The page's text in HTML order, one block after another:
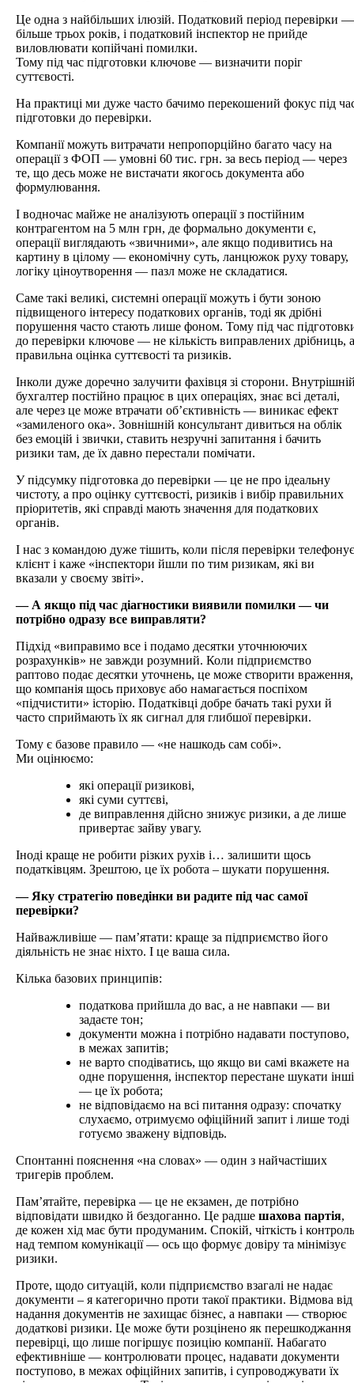
Це одна з найбільших ілюзій. Податковий період перевірки —
більше трьох років, і податковий інспектор не прийде
виловлювати копійчані помилки.
Тому під час підготовки ключове — визначити поріг
суттєвості.
На практиці ми дуже часто бачимо перекошений фокус під
підготовки до перевірки.
Компанії можуть витрачати непропорційно багато часу на
операції з ФОП — умовні 60 тис. грн. за весь період — через
те, що десь може не вистачати якогось документа або
формулювання.
І водночас майже не аналізують операції з постійним
контрагентом на 5 млн грн, де формально документи є,
операції виглядають «звичними», але якщо подивитись на
картину в цілому — економічну суть, ланцюжок руху товару,
логіку ціноутворення — пазл може не складатися.
Саме такі великі, системні операції можуть і бути зоною
підвищеного інтересу податкових органів, тоді як дрібні
порушення часто стають лише фоном. Тому під час
до перевірки ключове — не кількість виправлених дрібниць, а
правильна оцінка суттєвості та ризиків.
Інколи дуже доречно залучити фахівця зі сторони.
бухгалтер постійно працює в цих операціях, знає всі деталі,
але через це може втрачати об’єктивність — виникає ефект
«замиленого ока». Зовнішній консультант дивиться на облік
без емоцій і звички, ставить незручні запитання і бачить
ризики там, де їх давно перестали помічати.
У підсумку підготовка до перевірки — це не про ідеальну
чистоту, а про оцінку суттєвості, ризиків і вибір правильних
пріоритетів, які справді мають значення для податкових
органів.
І нас з командою дуже тішить, коли після перевірки телефонує
клієнт і каже «інспектори йшли по тим ризикам, які ви
вказали у своєму звіті».
— А якщо під час діагностики виявили помилки — чи
потрібно одразу все виправляти?
Підхід «виправимо все і подамо десятки уточнюючих
розрахунків» не завжди розумний. Коли підприємство
раптово подає десятки уточнень, це може створити враження,
що компанія щось приховує або намагається поспіхом
«підчистити» історію. Податківці добре бачать такі рухи й
часто сприймають їх як сигнал для глибшої перевірки.
Тому є базове правило — «не нашкодь сам собі».
Ми оцінюємо:
які операції ризикові,
які суми суттєві,
де виправлення дійсно знижує ризики, а де лише
привертає зайву увагу.
Іноді краще не робити різких рухів і… залишити щось
податківцям. Зрештою, це їх робота – шукати порушення.
— Яку стратегію поведінки ви радите під час самої
перевірки?
Найважливіше — пам’ятати: краще за підприємство його
діяльність не знає ніхто. І це ваша сила.
Кілька базових принципів:
податкова прийшла до вас, а не навпаки — ви
задаєте тон;
документи можна і потрібно надавати поступово,
в межах запитів;
не варто сподіватись, що якщо ви самі вкажете на
одне порушення, інспектор перестане шукати інші
— це їх робота;
не відповідаємо на всі питання одразу: спочатку
слухаємо, отримуємо офіційний запит і лише тоді
готуємо зважену відповідь.
Спонтанні пояснення «на словах» — один з найчастіших
тригерів проблем.
Пам’ятайте, перевірка — це не екзамен, де потрібно
відповідати швидко й бездоганно. Це радше шахова партія,
де кожен хід має бути продуманим. Спокій, чіткість і контроль
над темпом комунікації — ось що формує довіру та мінімізує
ризики.
Проте, щодо ситуацій, коли підприємство взагалі не надає
документи – я категорично проти такої практики. Відмова від
надання документів не захищає бізнес, а навпаки — створює
додаткові ризики. Це може бути розцінено як перешкоджання
перевірці, що лише погіршує позицію компанії. Набагато
ефективніше — контролювати процес, надавати документи
поступово, в межах офіційних запитів, і супроводжувати їх